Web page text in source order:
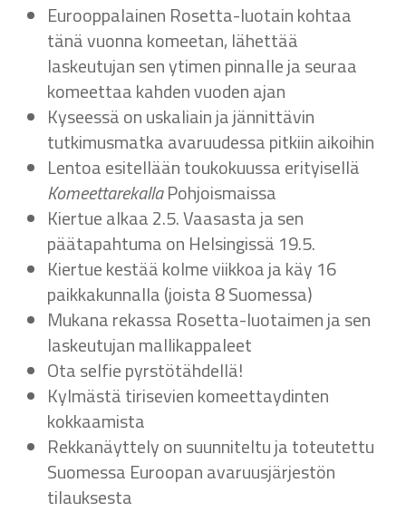
Eurooppalainen Rosetta-luotain kohtaa
tänä vuonna komeetan, lähettää
laskeutujan sen ytimen pinnalle ja seuraa
komeettaa kahden vuoden ajan
Kyseessä on uskaliain ja jännittävin
tutkimusmatka avaruudessa pitkiin aikoihin
Lentoa esitellään toukokuussa erityisellä
KomeettarekallaPohjoismaissa
Kiertue alkaa 2.5. Vaasasta ja sen
päätapahtuma on Helsingissä 19.5.
Kiertue kestää kolme viikkoa ja käy 16
paikkakunnalla (joista 8 Suomessa)
Mukana rekassa Rosetta-luotaimen ja sen
laskeutujan mallikappaleet
Ota selfie pyrstötähdellä!
Kylmästä tirisevien komeettaydinten
kokkaamista
Rekkanäyttely on suunniteltu ja toteutettu
Suomessa Euroopan avaruusjärjestön
tilauksesta